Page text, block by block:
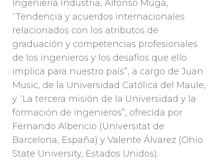
Ingeniería Industria, Alfonso Muga,
“Tendencia y acuerdos internacionales
relacionados con los atributos de
graduación y competencias profesionales
de los ingenieros y los desafíos que ello
implica para nuestro país”, a cargo de Juan
Music, de la Universidad Católica del Maule,
y “La tercera misión de la Universidad y la
formación de ingenieros”, ofrecida por
Fernando Albericio (Universitat de
Barcelona, España) y Valente Álvarez (Ohio
State University, Estados Unidos).